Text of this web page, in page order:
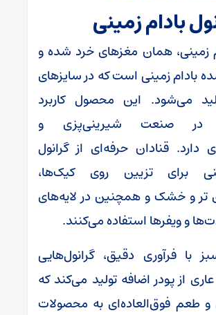
زمینی، همان مغزهای خرد شده و
بادام زمینی است که در سایزهای
می‌شود. این محصول کاربرد
در صنعت شیرینی‌پزی و
دارد. قنادان حرفه‌ای از گرانول
برای تزیین روی کیک‌ها،
تر و خشک و همچنین در لایه‌های
و ویفرها استفاده می‌کنند.
با فرآوری دقیق، گرانول‌هایی
از پودر اضافه تولید می‌کند که
طعم فوق‌العاده‌ای به محصولات